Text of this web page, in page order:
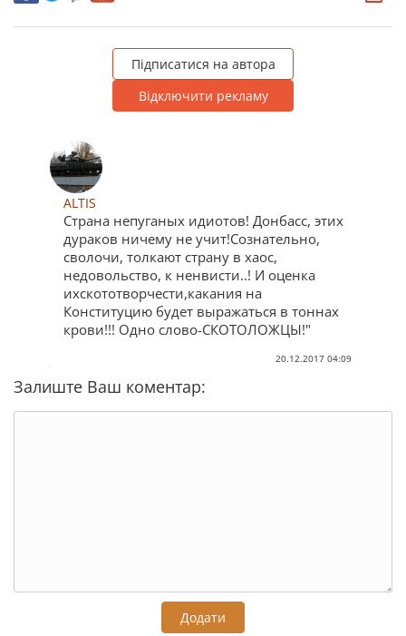
Підписатися на автора
Відключити рекламу
ALTIS
Страна непуганых идиотов! Донбасс, этих
дураков ничему не учит!Сознательно,
сволочи, толкают страну в хаос,
недовольство, к ненвисти..! И оценка
ихскототворчести,какания на
Конституцию будет выражаться в тоннах
крови!!! Одно слово-СКОТОЛОЖЦЫ!"
20.12.2017 04:09
Залиште Ваш коментар:
Додати